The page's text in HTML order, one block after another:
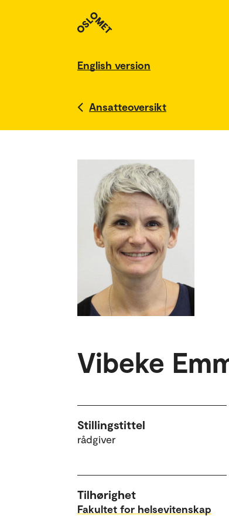
English version
Ansatteoversikt
Vibeke
Stillingstittel
rådgiver
Tilhørighet
Fakultet for helsevitenskap